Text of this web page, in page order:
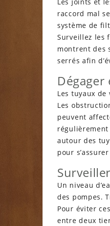
raccord mal
système de
Surveillez les
montrent des
serrés afin
Les tuyaux
Les
peuvent
régulièrement
autour des
pour
Un niveau
des pompes.
Pour éviter
entre deux